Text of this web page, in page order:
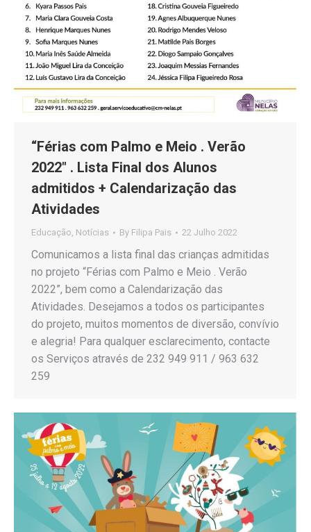
“Férias com Palmo e Meio . Verão
2022″ . Lista Final dos Alunos
admitidos + Calendarização das
Atividades
Educação, Notícias By Filipa Pais 22 Julho 2022
Comunicamos a lista final das crianças admitidas
no projeto “Férias com Palmo e Meio . Verão
2022”, bem como a Calendarização das
Atividades. Desejamos a todos os participantes
do projeto, muitos momentos de diversão, convívio
e alegria! Para qualquer esclarecimento, contacte
os Serviços através de 232 949 911 / 963 632
259